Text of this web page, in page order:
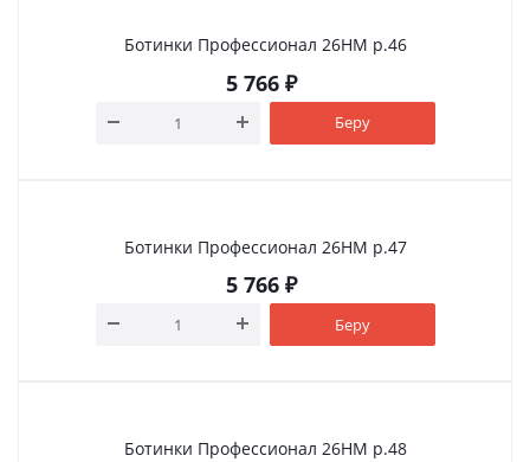
Ботинки Профессионал 26НМ р.46
5 766₽
Беру
Ботинки Профессионал 26НМ р.47
5 766₽
Беру
Ботинки Профессионал 26НМ р.48